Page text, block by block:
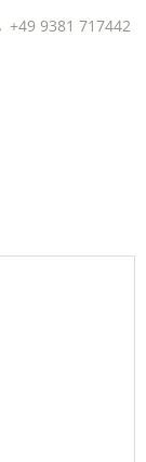
+49 9381 717442